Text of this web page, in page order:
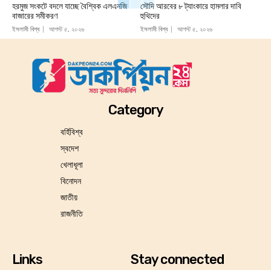
হরমুজ সংকটে বদলে যাচ্ছে বৈশ্বিক এলএনজি
বাজারের সমীকরণ
ইসলামী বিশ্ব আগস্ট ৫, ২০২৬
সৌদি আরবের ৮ ট্যাংকারে হামলার দাবি
হুথিদের
ইসলামী বিশ্ব আগস্ট ৫, ২০২৬
Category
বর্হিবিশ্ব
স্বদেশ
খেলাধূলা
বিনোদন
জাতীয়
রাজনীতি
Links Stay connected